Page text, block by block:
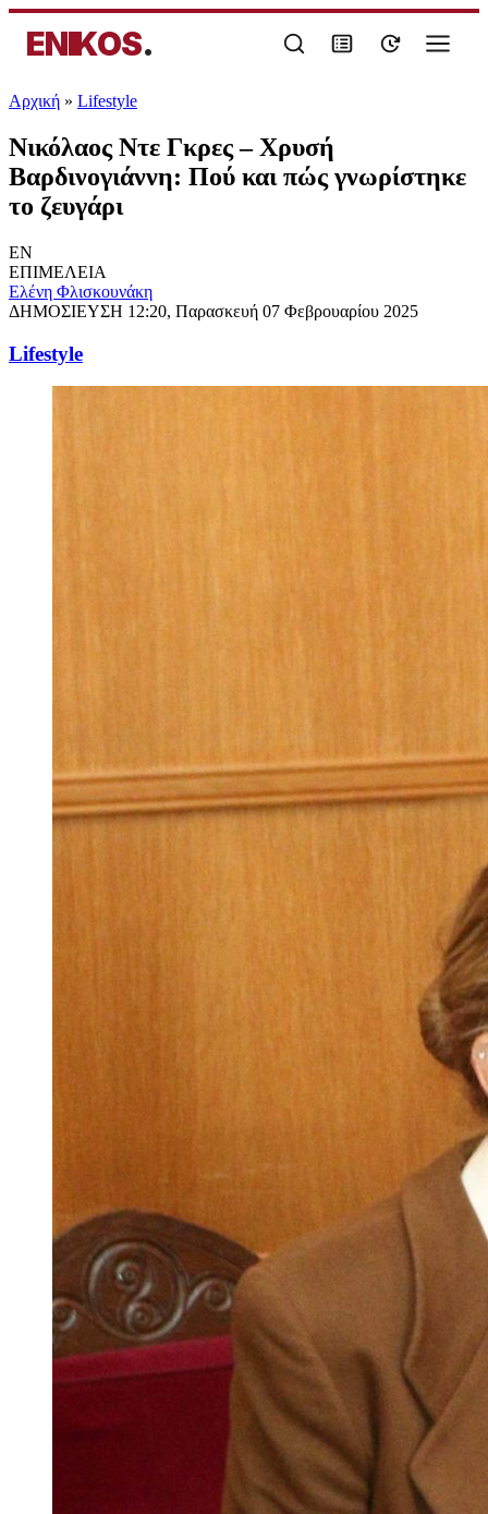
ENIKOS.
Αρχική » Lifestyle
Νικόλαος Ντε Γκρες – Χρυσή
Βαρδινογιάννη: Πού και πώς γνωρίστηκε
το ζευγάρι
EN
ΕΠΙΜΕΛΕΙΑ
Ελένη Φλισκουνάκη
ΔΗΜΟΣΙΕΥΣΗ 12:20, Παρασκευή 07 Φεβρουαρίου 2025
Lifestyle